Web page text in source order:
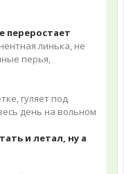
переростает
линька, не
перья,
гуляет под
день на вольном
и летал, ну а